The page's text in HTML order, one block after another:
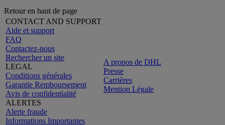
Retour en haut de page
CONTACT AND SUPPORT
Aide et support
FAQ
Contactez-nous
Rechercher un site
LEGAL
Conditions générales
Garantie Remboursement
Avis de confidentialité
ALERTES
Alerte fraude
Informations Importantes
A propos de DHL
Presse
Carrières
Mention Légale